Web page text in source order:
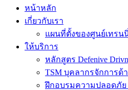
หน้าหลัก
เกี่ยวกับเรา
แผนที่ตั้งของศูนย์เทรน
ให้บริการ
หลักสูตร Defenive
TSM บุคลากรจักการ
ฝึกอบรมความปลอดภัย